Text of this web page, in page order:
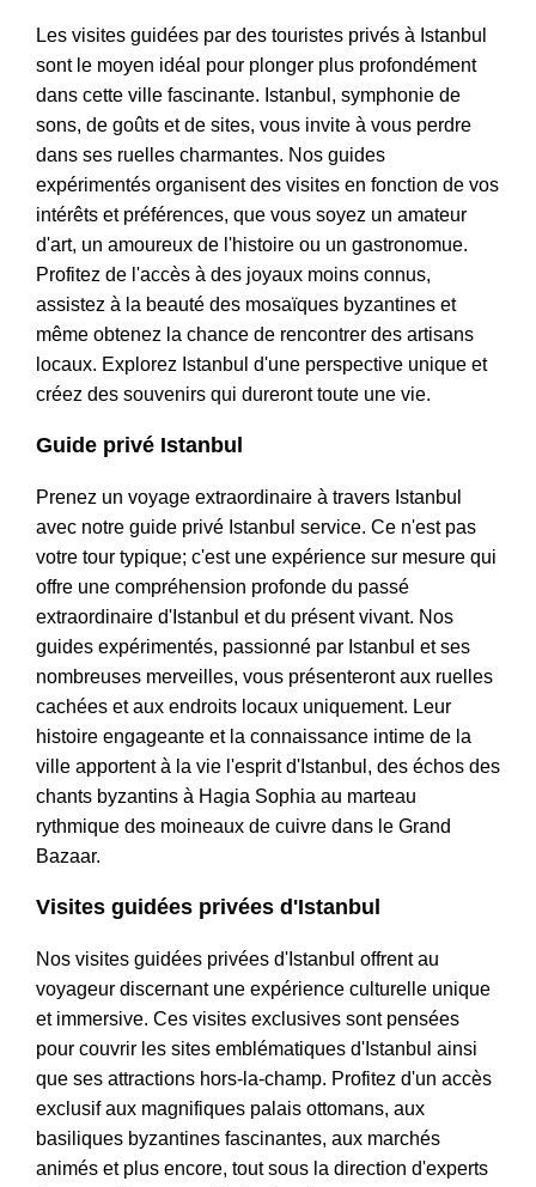
Les visites guidées par des touristes privés à Istanbul
sont le moyen idéal pour plonger plus profondément
dans cette ville fascinante. Istanbul, symphonie de
sons, de goûts et de sites, vous invite à vous perdre
dans ses ruelles charmantes. Nos guides
expérimentés organisent des visites en fonction de vos
intérêts et préférences, que vous soyez un amateur
d'art, un amoureux de l'histoire ou un gastronomue.
Profitez de l'accès à des joyaux moins connus,
assistez à la beauté des mosaïques byzantines et
même obtenez la chance de rencontrer des artisans
locaux. Explorez Istanbul d'une perspective unique et
créez des souvenirs qui dureront toute une vie.
Guide privé Istanbul
Prenez un voyage extraordinaire à travers Istanbul
avec notre guide privé Istanbul service. Ce n'est pas
votre tour typique; c'est une expérience sur mesure qui
offre une compréhension profonde du passé
extraordinaire d'Istanbul et du présent vivant. Nos
guides expérimentés, passionné par Istanbul et ses
nombreuses merveilles, vous présenteront aux ruelles
cachées et aux endroits locaux uniquement. Leur
histoire engageante et la connaissance intime de la
ville apportent à la vie l'esprit d'Istanbul, des échos des
chants byzantins à Hagia Sophia au marteau
rythmique des moineaux de cuivre dans le Grand
Bazaar.
Visites guidées privées d'Istanbul
Nos visites guidées privées d'Istanbul offrent au
voyageur discernant une expérience culturelle unique
et immersive. Ces visites exclusives sont pensées
pour couvrir les sites emblématiques d'Istanbul ainsi
que ses attractions hors-la-champ. Profitez d'un accès
exclusif aux magnifiques palais ottomans, aux
basiliques byzantines fascinantes, aux marchés
animés et plus encore, tout sous la direction d'experts